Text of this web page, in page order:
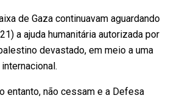
de Gaza continuavam aguardando
a ajuda humanitária autorizada por
devastado, em meio a uma
entanto, não cessam e a Defesa